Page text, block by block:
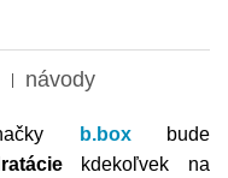
návody
b.boxbude
kdekoľvek na